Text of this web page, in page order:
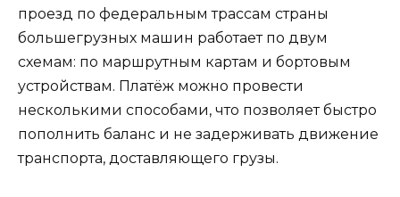
проезд по федеральным трассам страны
большегрузных машин работает по двум
схемам: по маршрутным картам и бортовым
устройствам. Платёж можно провести
несколькими способами, что позволяет быстро
пополнить баланс и не задерживать движение
транспорта, доставляющего грузы.